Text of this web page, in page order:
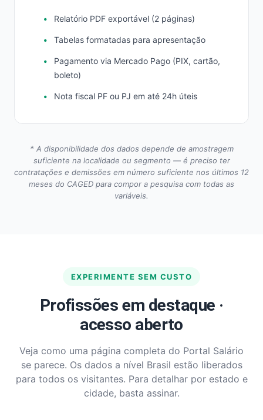
Relatório PDF exportável (2 páginas)
Tabelas formatadas para apresentação
Pagamento via Mercado Pago (PIX, cartão,
boleto)
Nota fiscal PF ou PJ em até 24h úteis
* A disponibilidade dos dados depende de amostragem
suficiente na localidade ou segmento — é preciso ter
contratações e demissões em número suficiente nos últimos 12
meses do CAGED para compor a pesquisa com todas as
variáveis.
EXPERIMENTE SEM CUSTO
Profissões em destaque ·
acesso aberto
Veja como uma página completa do Portal Salário
se parece. Os dados a nível Brasil estão liberados
para todos os visitantes. Para detalhar por estado e
cidade, basta assinar.